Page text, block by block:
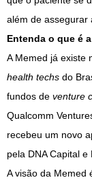
além de assegurar
Entenda o que é
A Memed já existe
health techs do
fundos de venture
Qualcomm
recebeu um novo
pela DNA Capital
A visão da Memed